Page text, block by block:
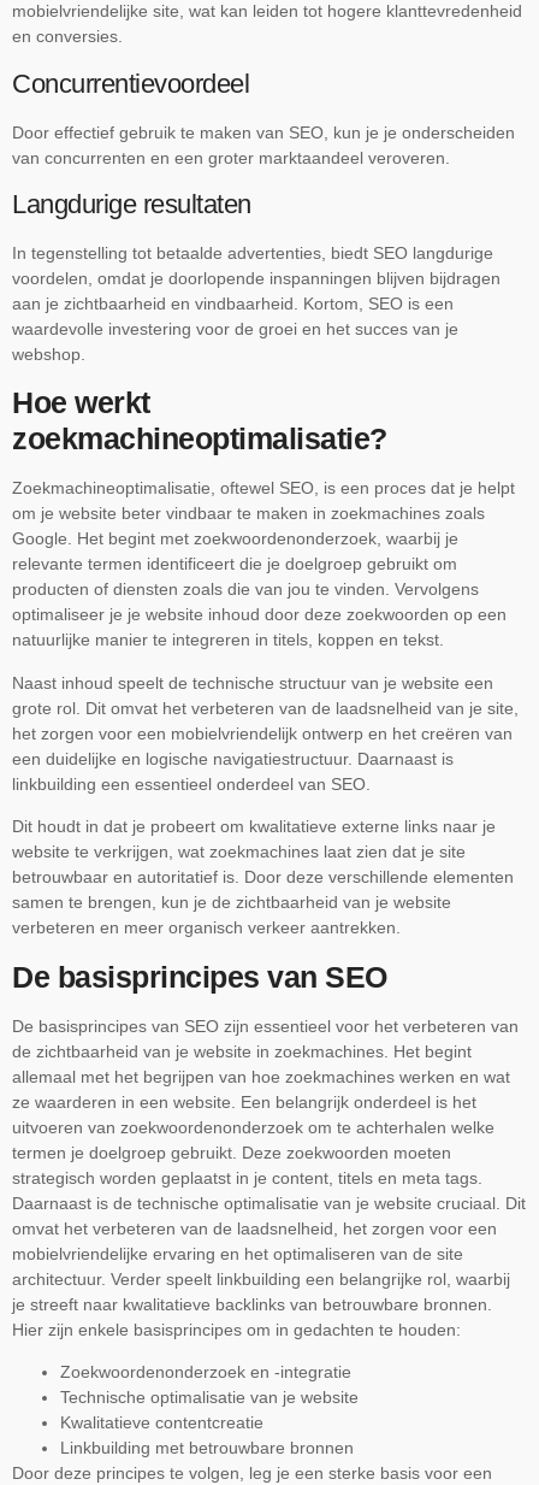
mobielvriendelijke site, wat kan leiden tot hogere klanttevredenheid
en conversies.
Concurrentievoordeel
Door effectief gebruik te maken van SEO, kun je je onderscheiden
van concurrenten en een groter marktaandeel veroveren.
Langdurige resultaten
In tegenstelling tot betaalde advertenties, biedt SEO langdurige
voordelen, omdat je doorlopende inspanningen blijven bijdragen
aan je zichtbaarheid en vindbaarheid. Kortom, SEO is een
waardevolle investering voor de groei en het succes van je
webshop.
Hoe werkt
zoekmachineoptimalisatie?
Zoekmachineoptimalisatie, oftewel SEO, is een proces dat je helpt
om je website beter vindbaar te maken in zoekmachines zoals
Google. Het begint met zoekwoordenonderzoek, waarbij je
relevante termen identificeert die je doelgroep gebruikt om
producten of diensten zoals die van jou te vinden. Vervolgens
optimaliseer je je website inhoud door deze zoekwoorden op een
natuurlijke manier te integreren in titels, koppen en tekst.
Naast inhoud speelt de technische structuur van je website een
grote rol. Dit omvat het verbeteren van de laadsnelheid van je site,
het zorgen voor een mobielvriendelijk ontwerp en het creëren van
een duidelijke en logische navigatiestructuur. Daarnaast is
linkbuilding een essentieel onderdeel van SEO.
Dit houdt in dat je probeert om kwalitatieve externe links naar je
website te verkrijgen, wat zoekmachines laat zien dat je site
betrouwbaar en autoritatief is. Door deze verschillende elementen
samen te brengen, kun je de zichtbaarheid van je website
verbeteren en meer organisch verkeer aantrekken.
De basisprincipes van SEO
De basisprincipes van SEO zijn essentieel voor het verbeteren van
de zichtbaarheid van je website in zoekmachines. Het begint
allemaal met het begrijpen van hoe zoekmachines werken en wat
ze waarderen in een website. Een belangrijk onderdeel is het
uitvoeren van zoekwoordenonderzoek om te achterhalen welke
termen je doelgroep gebruikt. Deze zoekwoorden moeten
strategisch worden geplaatst in je content, titels en meta tags.
Daarnaast is de technische optimalisatie van je website cruciaal. Dit
omvat het verbeteren van de laadsnelheid, het zorgen voor een
mobielvriendelijke ervaring en het optimaliseren van de site
architectuur. Verder speelt linkbuilding een belangrijke rol, waarbij
je streeft naar kwalitatieve backlinks van betrouwbare bronnen.
Hier zijn enkele basisprincipes om in gedachten te houden:
Zoekwoordenonderzoek en -integratie
Technische optimalisatie van je website
Kwalitatieve contentcreatie
Linkbuilding met betrouwbare bronnen
Door deze principes te volgen, leg je een sterke basis voor een